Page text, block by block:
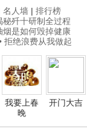
名人墙 | 排行榜
秘歼十研制全过程
烟是如何毁掉健康
拒绝浪费从我做起
我要上春
晚
开门大吉